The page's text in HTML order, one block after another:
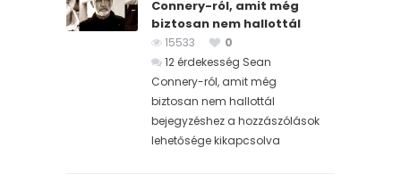
Connery-ról, amit még
biztosan nem hallottál
15533
0
12 érdekesség Sean
Connery-ról, amit még
biztosan nem hallottál
bejegyzéshez a hozzászólások
lehetősége kikapcsolva